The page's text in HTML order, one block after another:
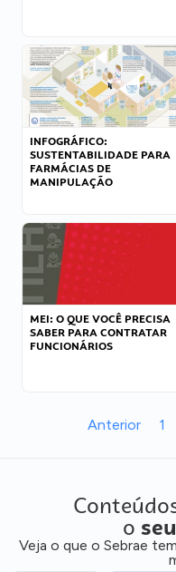
INFOGRÁFICO:
SUSTENTABILIDADE PARA
FARMÁCIAS DE
MANIPULAÇÃO
MEI: O QUE VOCÊ PRECISA
SABER PARA CONTRATAR
FUNCIONÁRIOS
Anterior 1
o
Veja o que o Sebrae